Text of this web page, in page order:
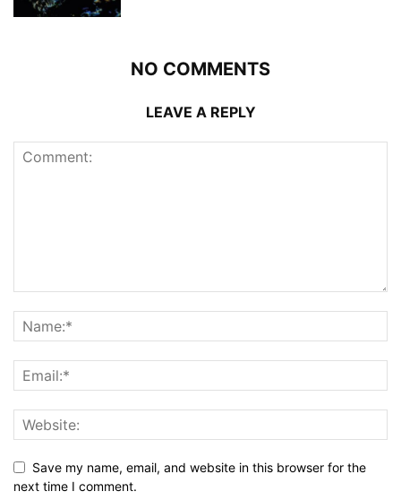
NO COMMENTS
LEAVE A REPLY
Save my name, email, and website in this browser for the
next time I comment.